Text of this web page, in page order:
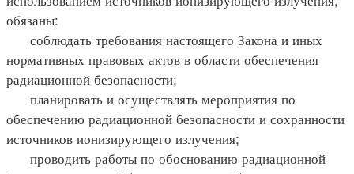
обязаны:
соблюдать требования настоящего Закона и иных
нормативных правовых актов в области обеспечения
радиационной безопасности;
планировать и осуществлять мероприятия по
обеспечению радиационной безопасности и сохранности
источников ионизирующего излучения;
проводить работы по обоснованию радиационной